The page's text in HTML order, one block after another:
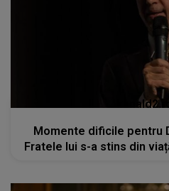
kanald2.ro
Momente dificile pentru
Fratele lui s-a stins din